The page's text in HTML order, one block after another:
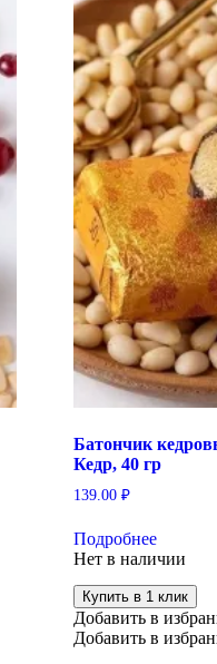
Батончик
Кедр, 40 гр
139.00 ₽
Подробнее
Нет в наличии
Купить в 1 клик
Добавить в
Добавить в